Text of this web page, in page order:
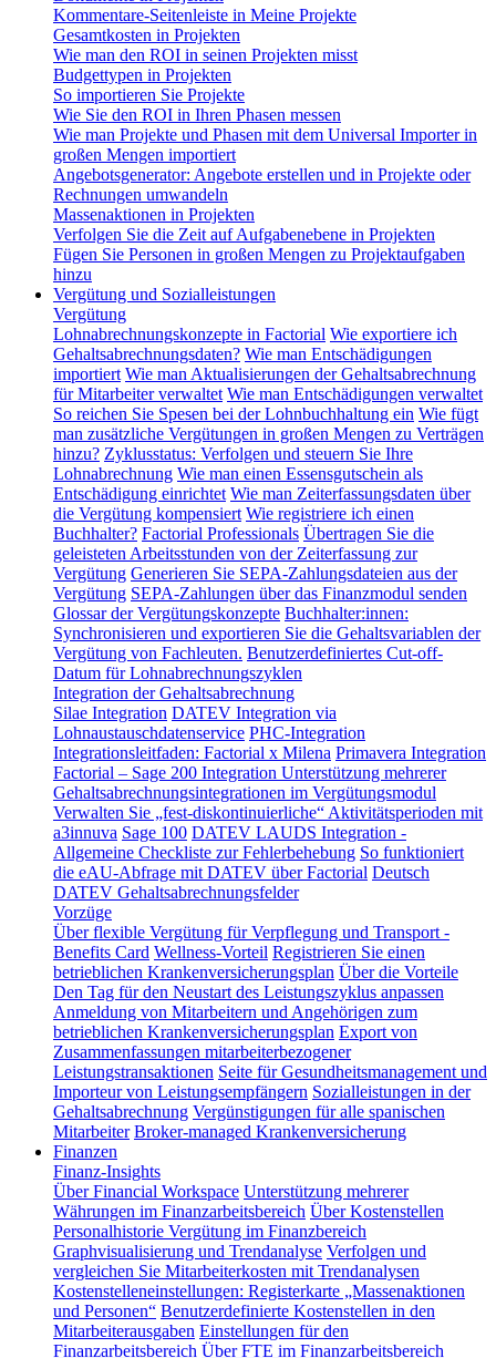
Kommentare-Seitenleiste in Meine Projekte
Gesamtkosten in Projekten
Wie man den ROI in seinen Projekten misst
Budgettypen in Projekten
So importieren Sie Projekte
Wie Sie den ROI in Ihren Phasen messen
Wie man Projekte und Phasen mit dem Universal Importer in
großen Mengen importiert
Angebotsgenerator: Angebote erstellen und in Projekte oder
Rechnungen umwandeln
Massenaktionen in Projekten
Verfolgen Sie die Zeit auf Aufgabenebene in Projekten
Fügen Sie Personen in großen Mengen zu Projektaufgaben
hinzu
Vergütung und Sozialleistungen
Vergütung
Lohnabrechnungskonzepte in Factorial Wie exportiere ich
Gehaltsabrechnungsdaten? Wie man Entschädigungen
importiert Wie man Aktualisierungen der Gehaltsabrechnung
für Mitarbeiter verwaltet Wie man Entschädigungen verwaltet
So reichen Sie Spesen bei der Lohnbuchhaltung ein Wie fügt
man zusätzliche Vergütungen in großen Mengen zu Verträgen
hinzu? Zyklusstatus: Verfolgen und steuern Sie Ihre
Lohnabrechnung Wie man einen Essensgutschein als
Entschädigung einrichtet Wie man Zeiterfassungsdaten über
die Vergütung kompensiert Wie registriere ich einen
Buchhalter? Factorial Professionals Übertragen Sie die
geleisteten Arbeitsstunden von der Zeiterfassung zur
Vergütung Generieren Sie SEPA-Zahlungsdateien aus der
Vergütung SEPA-Zahlungen über das Finanzmodul senden
Glossar der Vergütungskonzepte Buchhalter:innen:
Synchronisieren und exportieren Sie die Gehaltsvariablen der
Vergütung von Fachleuten. Benutzerdefiniertes Cut-off-
Datum für Lohnabrechnungszyklen
Integration der Gehaltsabrechnung
Silae Integration DATEV Integration via
Lohnaustauschdatenservice PHC-Integration
Integrationsleitfaden: Factorial x Milena Primavera Integration
Factorial – Sage 200 Integration Unterstützung mehrerer
Gehaltsabrechnungsintegrationen im Vergütungsmodul
Verwalten Sie „fest-diskontinuierliche“ Aktivitätsperioden mit
a3innuva Sage 100 DATEV LAUDS Integration -
Allgemeine Checkliste zur Fehlerbehebung So funktioniert
die eAU-Abfrage mit DATEV über Factorial Deutsch
DATEV Gehaltsabrechnungsfelder
Vorzüge
Über flexible Vergütung für Verpflegung und Transport -
Benefits Card Wellness-Vorteil Registrieren Sie einen
betrieblichen Krankenversicherungsplan Über die Vorteile
Den Tag für den Neustart des Leistungszyklus anpassen
Anmeldung von Mitarbeitern und Angehörigen zum
betrieblichen Krankenversicherungsplan Export von
Zusammenfassungen mitarbeiterbezogener
Leistungstransaktionen Seite für Gesundheitsmanagement und
Importeur von Leistungsempfängern Sozialleistungen in der
Gehaltsabrechnung Vergünstigungen für alle spanischen
Mitarbeiter Broker-managed Krankenversicherung
Finanzen
Finanz-Insights
Über Financial Workspace Unterstützung mehrerer
Währungen im Finanzarbeitsbereich Über Kostenstellen
Personalhistorie Vergütung im Finanzbereich
Graphvisualisierung und Trendanalyse Verfolgen und
vergleichen Sie Mitarbeiterkosten mit Trendanalysen
Kostenstelleneinstellungen: Registerkarte „Massenaktionen
und Personen“ Benutzerdefinierte Kostenstellen in den
Mitarbeiterausgaben Einstellungen für den
Finanzarbeitsbereich Über FTE im Finanzarbeitsbereich